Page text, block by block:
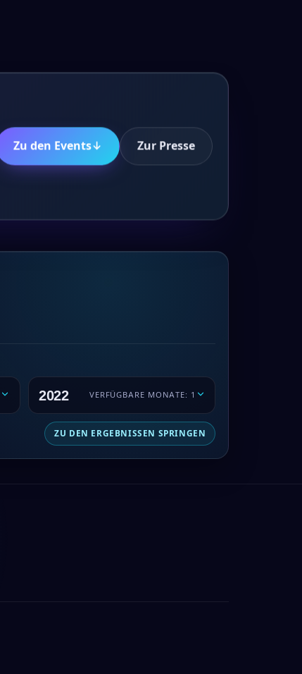
Zu den Events↓ Zur Presse
2022 VERFÜGBARE MONATE: 1
ZU DEN ERGEBNISSEN SPRINGEN